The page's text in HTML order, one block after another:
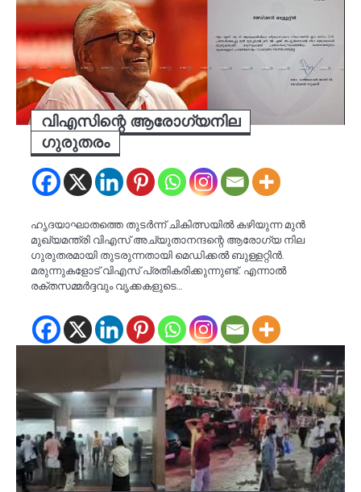
വിഎസിന്റെ ആരോഗ്യനില
ഗുരുതരം
ഹൃദയാഘാതത്തെ തുടർന്ന് ചികിത്സയിൽ കഴിയുന്ന മുൻ
മുഖ്യമന്ത്രി വിഎസ് അച്യുതാനന്ദന്റെ ആരോഗ്യ നില
ഗുരുതരമായി തുടരുന്നതായി മെഡിക്കൽ ബുള്ളറ്റിൻ.
മരുന്നുകളോട് വിഎസ് പ്രതികരിക്കുന്നുണ്ട്. എന്നാൽ
രക്തസമ്മർദ്ദവും വൃക്കകളുടെ…